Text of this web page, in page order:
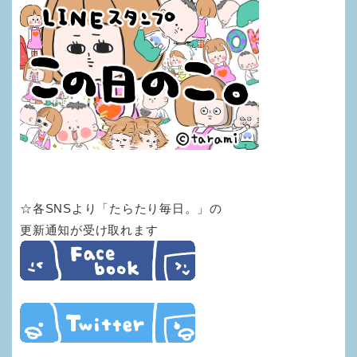
☆各SNSより「たらたり毎日。」の
更新通知が受け取れます